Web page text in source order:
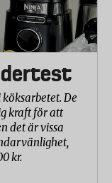
De
kraft för att
det är vissa
kr.